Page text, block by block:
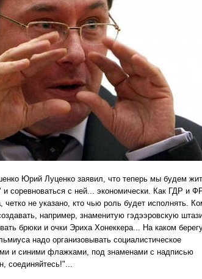
Юрий Луценко заявил, что теперь мы будем
соревноваться с ней... экономически. Как ГДР и
четко не указано, кто чью роль будет исполнять.
например, знаменитую гэдээровскую
брюки и очки Эриха Хонеккера... На каком
надо организовывать социалистическое
и синими флажками, под знаменами с надписью
соединяйтесь!"...